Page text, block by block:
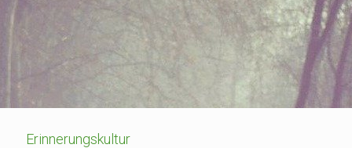
Erinnerungskultur